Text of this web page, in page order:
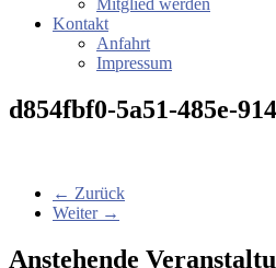
Mitglied werden
Kontakt
Anfahrt
Impressum
d854fbf0-5a51-485e-
← Zurück
Weiter →
Anstehende